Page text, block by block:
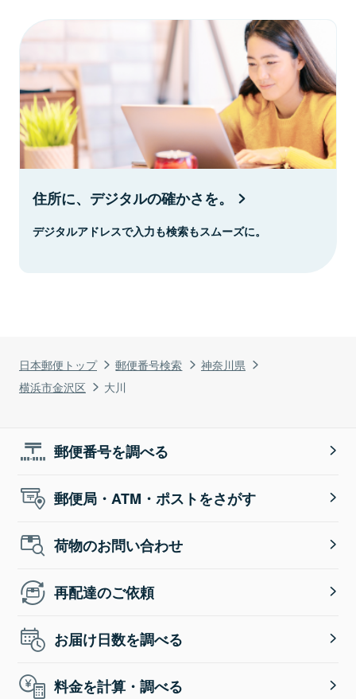
日本郵便トップ 郵便番号検索
神奈川県
横浜市金沢区
大川
住所に、デジタルの確かさを。
デジタルアドレスで入力も検索もスムーズに。
郵便番号を調べる
郵便局・ATM・ポストをさがす
荷物のお問い合わせ
再配達のご依頼
お届け日数を調べる
料金を計算・調べる